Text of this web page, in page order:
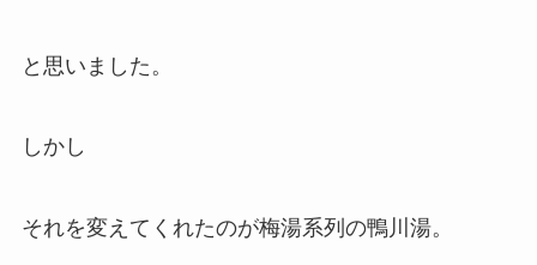
と思いました。
しかし
それを変えてくれたのが梅湯系列の鴨川湯。